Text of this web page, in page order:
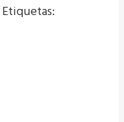
Etiquetas: